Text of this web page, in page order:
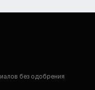
без одобрения